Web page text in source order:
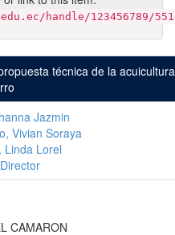
handle/123456789/
técnica de la
Jazmin
Vivian Soraya
Linda Lorel
CAMARON